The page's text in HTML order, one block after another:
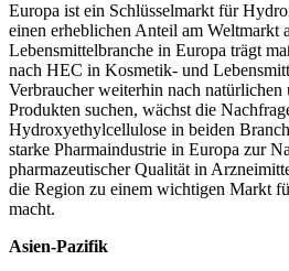
Europa ist ein Schlüsselmarkt für
einen erheblichen Anteil am Weltmarkt
Lebensmittelbranche in Europa trägt
nach HEC in Kosmetik- und
Verbraucher weiterhin nach
Produkten suchen, wächst die
Hydroxyethylcellulose in beiden
starke Pharmaindustrie in Europa zur
pharmazeutischer Qualität in
die Region zu einem wichtigen Markt
macht.
Asien-Pazifik